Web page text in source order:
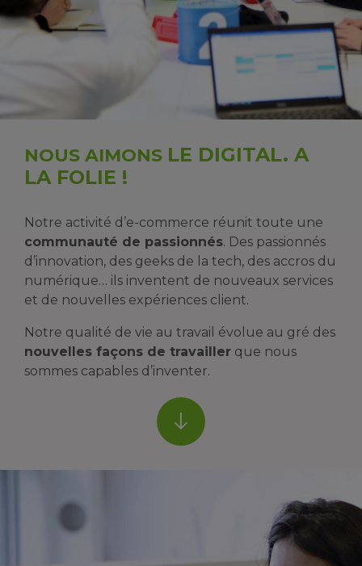
NOUS AIMONS LE DIGITAL. A
LA FOLIE !
Notre activité d’e-commerce réunit toute une
communauté de passionnés. Des passionnés
d’innovation, des geeks de la tech, des accros du
numérique… ils inventent de nouveaux services
et de nouvelles expériences client.
Notre qualité de vie au travail évolue au gré des
nouvelles façons de travailler que nous
sommes capables d’inventer.